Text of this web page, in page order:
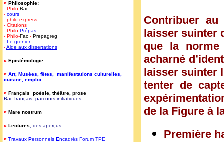
¤ Philosophie:
- Philo-Bac
- cours
- philo-express
- Citations
- Philo-Prépas
- Philo-Fac - Prepagreg
- Le grenier
-Aide aux dissertations
¤ Epistémologie
¤ Art, Musées, fêtes, manifestations culturelles,
cuisine, emploi
¤ Français poésie, théâtre, prose
Bac français, parcours initiatiques
¤ Mare nostrum
¤ Lectures , des aperçus
¤ Travaux Personnels Encadrés Forum TPE
Contribuer
laisser suinter
que la
acharné
laisser suinter
tenter de
de la Figure à
Première